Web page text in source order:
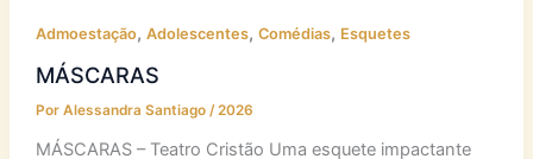
Admoestação, Adolescentes, Comédias, Esquetes
MÁSCARAS
Por Alessandra Santiago /2026
MÁSCARAS – Teatro Cristão Uma esquete impactante